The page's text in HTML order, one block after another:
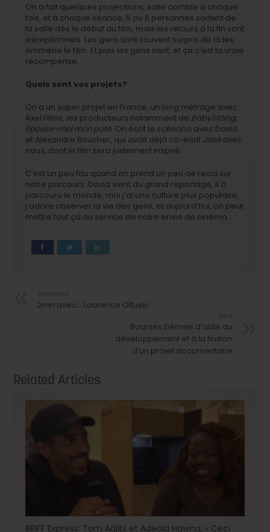
On a fait quelques projections, salle comble à chaque
fois, et à chaque séance, 5 ou 6 personnes sortent de
la salle dès le début du film, mais les retours à la fin sont
exceptionnels. Les gens sont souvent surpris de là les
emmène le film. Et puis les gens rient, et ça c’est la vraie
récompense.
Quels sont vos projets?
On a un super projet en France, un long métrage avec
Axel Films, les producteurs notamment de BabySitting,
Epouse-moi mon pote. On écrit le scénario avec David
et Alexandre Boucher, qui avait déjà co-écrit José avec
nous, dont le film sera justement inspiré.
C’est un peu fou quand on prend un peu de recul sur
notre parcours. David vient du grand reportage, il a
parcouru le monde, moi j’ai une culture plus populaire,
j’adore observer la vie des gens, et aujourd’hui, on peut
mettre tout ça au service de notre envie de cinéma…
2mn avec… Laurence Oltuski
Bourses Dérives d’aide au
développement et à la finition
d’un projet documentaire
Related Articles
BRIFF Express: Tom Adjibi et Adéola Hawna, « Ceci